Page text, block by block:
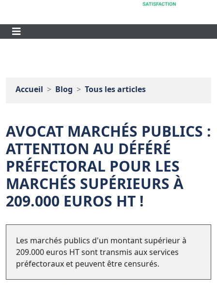
Accueil Blog Tous les articles
AVOCAT MARCHÉS PUBLICS :
ATTENTION AU DÉFÉRÉ
PRÉFECTORAL POUR LES
MARCHÉS SUPÉRIEURS À
209.000 EUROS HT !
Les marchés publics d'un montant supérieur à
209.000 euros HT sont transmis aux services
préfectoraux et peuvent être censurés.